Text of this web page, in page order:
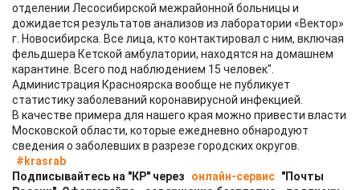
отделении Лесосибирской межрайонной больницы и
дожидается результатов анализов из лаборатории «Вектор»
г. Новосибирска. Все лица, кто контактировал с ним, включая
фельдшера Кетской амбулатории, находятся на домашнем
карантине. Всего под наблюдением 15 человек".
Администрация Красноярска вообще не публикует
статистику заболеваний коронавирусной инфекцией.
В качестве примера для нашего края можно привести власти
Московской области, которые ежедневно обнародуют
сведения о заболевших в разрезе городских округов.
#krasrab
Подписывайтесь на "КР" через
онлайн-сервис "Почты